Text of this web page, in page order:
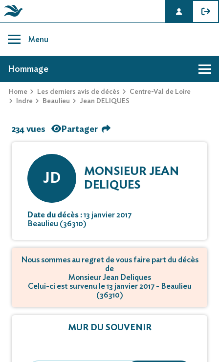
content
Menu
AVIS DE DÉCÈS DE JEAN DELIQUES
Home Les derniers avis de décès
Centre-Val de Loire
Indre
Beaulieu Jean DELIQUES
Hommage
234 vues Partager
JD
MONSIEUR JEAN
DELIQUES
Date du décès :13 janvier 2017
Beaulieu (36310)
Nous sommes au regret de vous faire part du décès
de
Monsieur Jean Deliques
Celui-ci est survenu le 13 janvier 2017 - Beaulieu
(36310)
MUR DU SOUVENIR